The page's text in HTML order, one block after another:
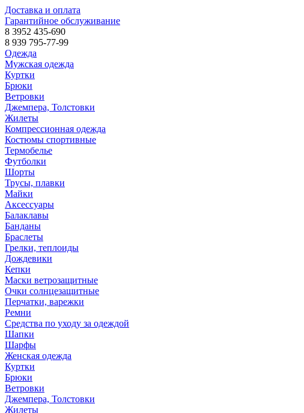
Доставка и оплата
Гарантийное обслуживание
8 3952 435-690
8 939 795-77-99
Одежда
Мужская одежда
Куртки
Брюки
Ветровки
Джемпера, Толстовки
Жилеты
Компрессионная одежда
Костюмы спортивные
Термобелье
Футболки
Шорты
Трусы, плавки
Майки
Аксессуары
Балаклавы
Банданы
Браслеты
Грелки, теплоиды
Дождевики
Кепки
Маски ветрозащитные
Очки солнцезащитные
Перчатки, варежки
Ремни
Средства по уходу за одеждой
Шапки
Шарфы
Женская одежда
Куртки
Брюки
Ветровки
Джемпера, Толстовки
Жилеты